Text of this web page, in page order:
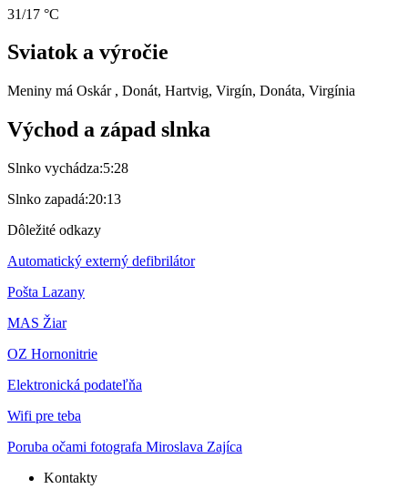
31/17 °C
Sviatok a výročie
Meniny má Oskár , Donát, Hartvig, Virgín, Donáta, Virgínia
Východ a západ slnka
Slnko vychádza:5:28
Slnko zapadá:20:13
Dôležité odkazy
Automatický externý defibrilátor
Pošta Lazany
MAS Žiar
OZ Hornonitrie
Elektronická podateľňa
Wifi pre teba
Poruba očami fotografa Miroslava Zajíca
Kontakty